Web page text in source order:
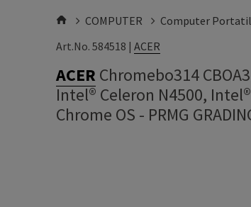
COMPUTER Computer
Art.No. 584518 | ACER
ACER Chromebo314
Intel® Celeron N4500,
Chrome OS - PRMG